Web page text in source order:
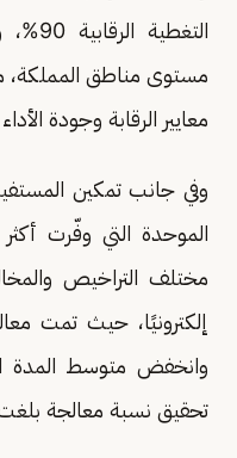
مستوى مناطق المملكة،
معايير الرقابة وجودة
وفي جانب تمكين
مختلف التراخيص
تحقيق نسبة معالجة بلغت 84%